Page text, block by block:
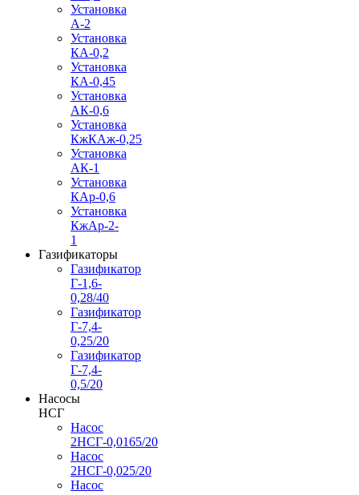
Установка
А-2
Установка
КА-0,2
Установка
КА-0,45
Установка
АК-0,6
Установка
КжКАж-0,25
Установка
АК-1
Установка
КАр-0,6
Установка
КжАр-2-
1
Газификаторы
Газификатор
Г-1,6-
0,28/40
Газификатор
Г-7,4-
0,25/20
Газификатор
Г-7,4-
0,5/20
Насосы
НСГ
Насос
2НСГ-0,0165/20
Насос
2НСГ-0,025/20
Насос